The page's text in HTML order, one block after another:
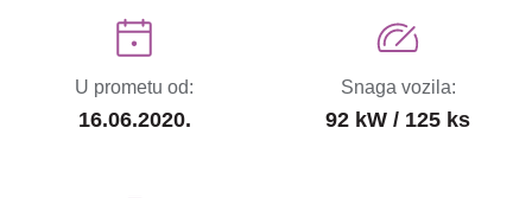
U prometu od:
16.06.2020.
Snaga vozila:
92 kW / 125 ks